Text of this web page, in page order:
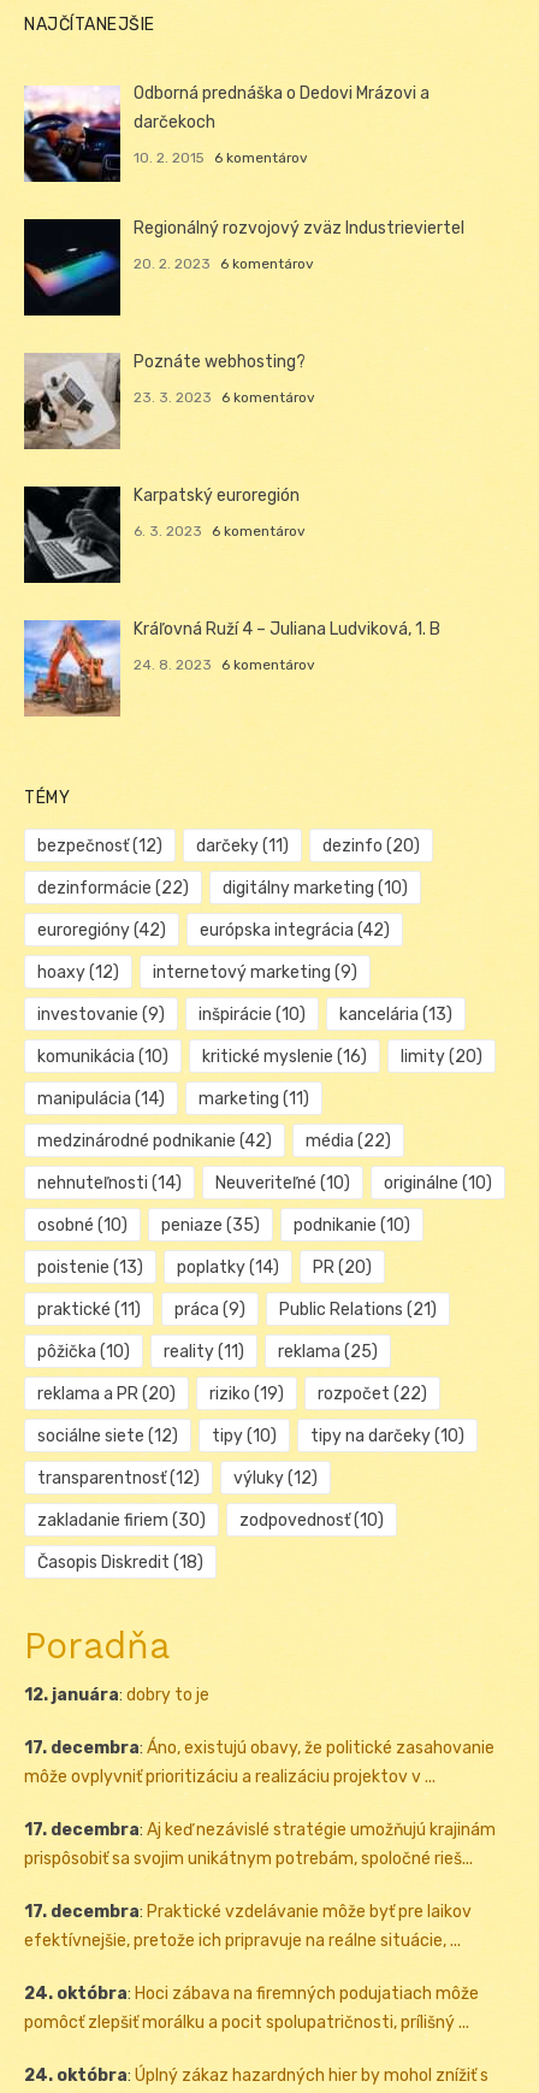
NAJČÍTANEJŠIE
Odborná prednáška o Dedovi Mrázovi a
darčekoch
10. 2. 2015 6 komentárov
Regionálný rozvojový zväz Industrieviertel
20. 2. 2023 6 komentárov
Poznáte webhosting?
23. 3. 2023 6 komentárov
Karpatský euroregión
6. 3. 2023 6 komentárov
Kráľovná Ruží 4 – Juliana Ludviková, 1. B
24. 8. 2023 6 komentárov
TÉMY
bezpečnosť(12) darčeky(11) dezinfo (20)
dezinformácie (22) digitálny marketing (10)
euroregióny(42) európska integrácia (42)
hoaxy(12) internetový marketing (9)
investovanie (9) inšpirácie (10) kancelária (13)
komunikácia (10) kritické myslenie (16) limity(20)
manipulácia (14) marketing (11)
medzinárodné podnikanie (42) média (22)
nehnuteľnosti (14) Neuveriteľné (10) originálne (10)
osobné (10) peniaze (35) podnikanie (10)
poistenie (13) poplatky(14) PR(20)
praktické (11) práca (9) Public Relations (21)
pôžička (10) reality(11) reklama (25)
reklama a PR(20) riziko (19) rozpočet (22)
sociálne siete (12) tipy(10) tipy na darčeky(10)
transparentnosť(12) výluky(12)
zakladanie firiem (30) zodpovednosť(10)
Časopis Diskredit (18)
Poradňa
12. januára: dobry to je
17. decembra: Áno, existujú obavy, že politické zasahovanie
môže ovplyvniť prioritizáciu a realizáciu projektov v ...
17. decembra: Aj keď nezávislé stratégie umožňujú krajinám
prispôsobiť sa svojim unikátnym potrebám, spoločné rieš...
17. decembra: Praktické vzdelávanie môže byť pre laikov
efektívnejšie, pretože ich pripravuje na reálne situácie, ...
24. októbra: Hoci zábava na firemných podujatiach môže
pomôcť zlepšiť morálku a pocit spolupatričnosti, prílišný ...
24. októbra: Úplný zákaz hazardných hier by mohol znížiť s